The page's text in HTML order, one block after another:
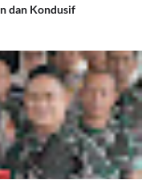
dan Kondusif